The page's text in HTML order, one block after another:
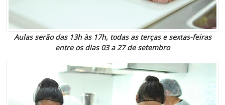
Aulas serão das 13h às 17h, todas as terças e sextas-feiras
entre os dias 03 a 27 de setembro